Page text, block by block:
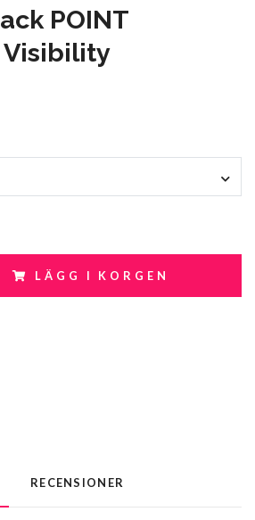
POINT
Visibility
LÄGG I KORGEN
RECENSIONER